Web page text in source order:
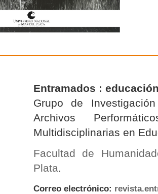
Entramados :
Grupo de
Archivos
Multidisciplinarias en
Facultad de
Plata.
Correo electrónico: